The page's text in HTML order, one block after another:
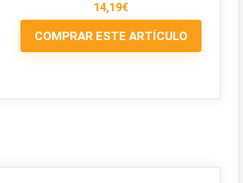
14,19€
COMPRAR ESTE ARTÍCULO